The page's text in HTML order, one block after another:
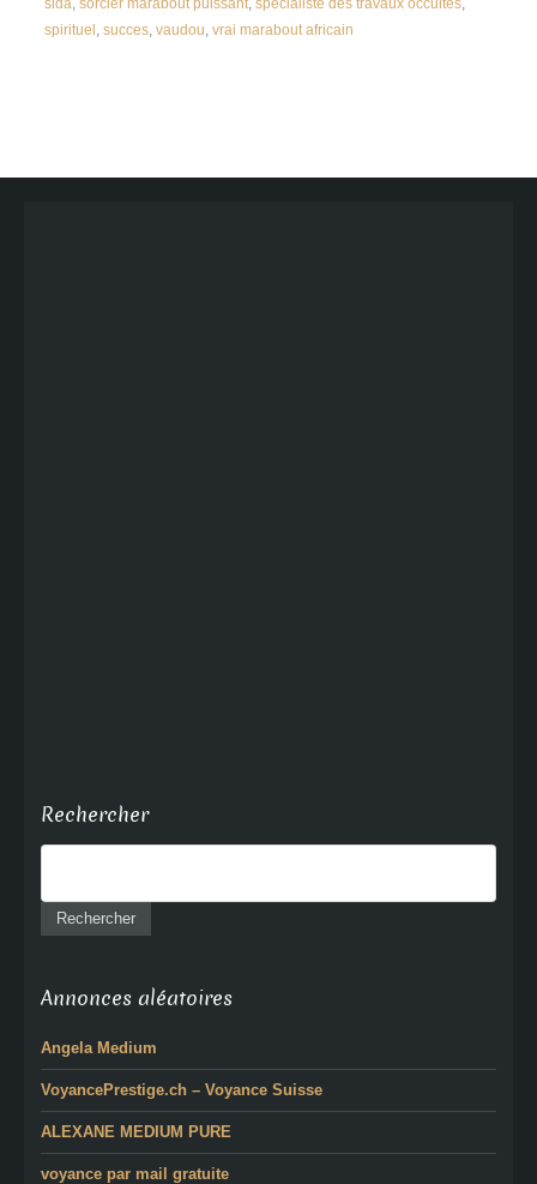
spirituel succes vaudou vrai marabout africain
Rechercher
Annonces aléatoires
Angela Medium
VoyancePrestige.ch – Voyance Suisse
ALEXANE MEDIUM PURE
voyance par mail gratuite